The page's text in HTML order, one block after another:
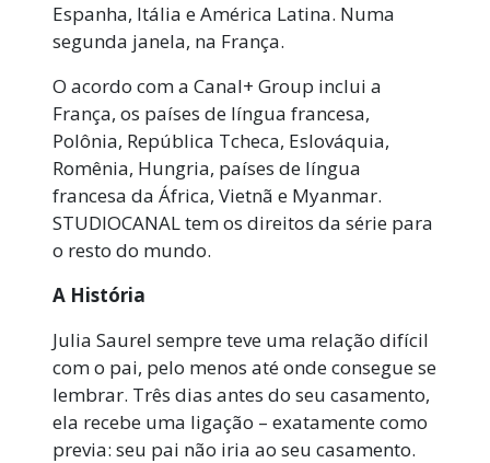
Espanha, Itália e América Latina. Numa
segunda janela, na França.
O acordo com a Canal+ Group inclui a
França, os países de língua francesa,
Polônia, República Tcheca, Eslováquia,
Romênia, Hungria, países de língua
francesa da África, Vietnã e Myanmar.
STUDIOCANAL tem os direitos da série para
o resto do mundo.
A História
Julia Saurel sempre teve uma relação difícil
com o pai, pelo menos até onde consegue se
lembrar. Três dias antes do seu casamento,
ela recebe uma ligação – exatamente como
previa: seu pai não iria ao seu casamento.